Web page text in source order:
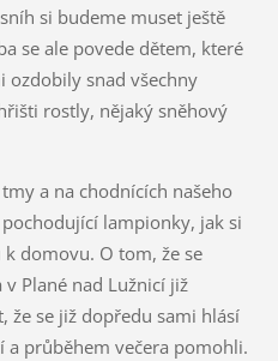
si budeme muset ještě
se ale povede dětem, které
snad všechny
rostly, nějaký sněhový
a na chodnících našeho
lampionky, jak si
domovu. O tom, že se
Plané nad Lužnicí již
že se již dopředu sami hlásí
a průběhem večera pomohli.